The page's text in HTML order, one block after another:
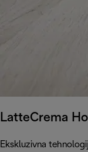
LatteCrema
Ekskluzivna